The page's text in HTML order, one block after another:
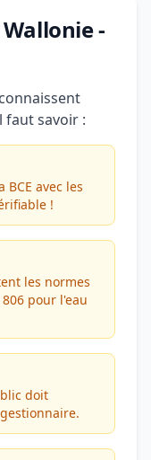
-
faut savoir :
avec les
!
les normes
pour l'eau
doit